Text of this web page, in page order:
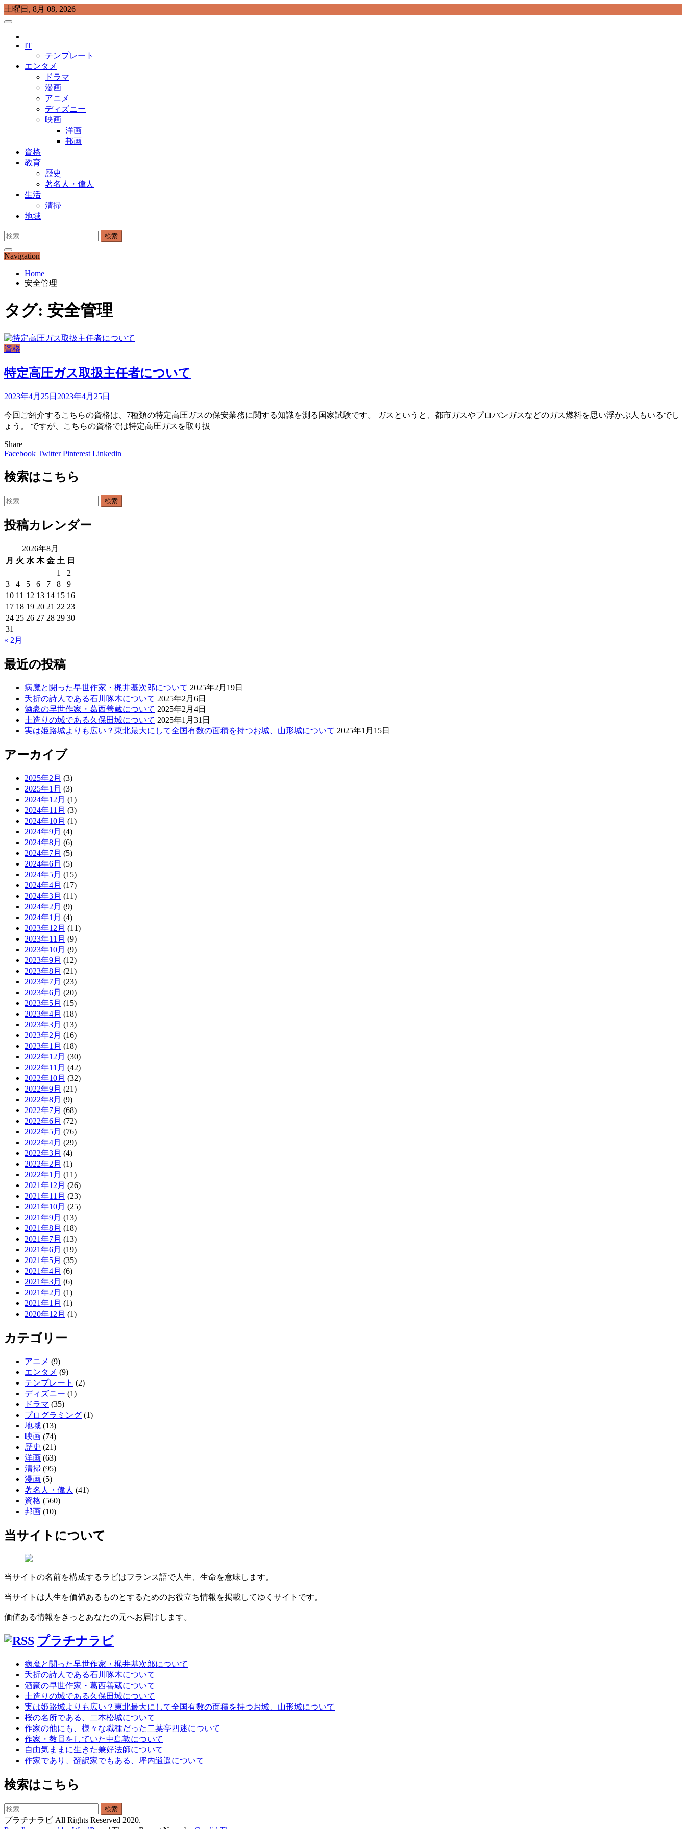
Skip
to
content
土曜日, 8月 08, 2026
IT
テンプレート
エンタメ
ドラマ
漫画
アニメ
ディズニー
映画
洋画
邦画
資格
教育
歴史
著名人・偉人
生活
清掃
地域
検
Navigation
Home
安全管理
タグ: 安全管理
資格
特定高圧ガス取扱主任者について
2023年4月25日 2023年4月25日
今回ご紹介するこちらの資格は、7種類の特定高圧ガスの保安業務に関する知識を測る国家試験です。 ガスというと、都市ガスやプロパンガスなどのガス燃料を思い浮かぶ人もいるでし
ょう。 ですが、こちらの資格では特定高圧ガスを取り扱
Share
Facebook TwitterPinterest Linkedin
検索はこちら
検
投稿カレンダー
2026年8月
月 火 水 木 金 土 日
1
2
3
4 5 6 7 8
9
10 11 12 13 14 15 16
17 18 19 20 21 22 23
24 25 26 27 28 29 30
31
« 2月
最近の投稿
病魔と闘った早世作家・梶井基次郎について 2025年2月19日
夭折の詩人である石川啄木について 2025年2月6日
酒豪の早世作家・葛西善蔵について 2025年2月4日
土造りの城である久保田城について 2025年1月31日
実は姫路城よりも広い？東北最大にして全国有数の面積を持つお城、山形城について 2025年1月15日
アーカイブ
2025年2月 (3)
2025年1月 (3)
2024年12月 (1)
2024年11月 (3)
2024年10月 (1)
2024年9月 (4)
2024年8月 (6)
2024年7月 (5)
2024年6月 (5)
2024年5月 (15)
2024年4月 (17)
2024年3月 (11)
2024年2月 (9)
2024年1月 (4)
2023年12月 (11)
2023年11月 (9)
2023年10月 (9)
2023年9月 (12)
2023年8月 (21)
2023年7月 (23)
2023年6月 (20)
2023年5月 (15)
2023年4月 (18)
2023年3月 (13)
2023年2月 (16)
2023年1月 (18)
2022年12月 (30)
2022年11月 (42)
2022年10月 (32)
2022年9月 (21)
2022年8月 (9)
2022年7月 (68)
2022年6月 (72)
2022年5月 (76)
2022年4月 (29)
2022年3月 (4)
2022年2月 (1)
2022年1月 (11)
2021年12月 (26)
2021年11月 (23)
2021年10月 (25)
2021年9月 (13)
2021年8月 (18)
2021年7月 (13)
2021年6月 (19)
2021年5月 (35)
2021年4月 (6)
2021年3月 (6)
2021年2月 (1)
2021年1月 (1)
2020年12月 (1)
カテゴリー
アニメ (9)
エンタメ (9)
テンプレート (2)
ディズニー (1)
ドラマ (35)
プログラミング (1)
地域 (13)
映画 (74)
歴史 (21)
洋画 (63)
清掃 (95)
漫画 (5)
著名人・偉人 (41)
資格 (560)
邦画 (10)
当サイトについて
当サイトの名前を構成するラビはフランス語で人生、生命を意味します。
当サイトは人生を価値あるものとするためのお役立ち情報を掲載してゆくサイトです。
価値ある情報をきっとあなたの元へお届けします。
プラチナラビ
病魔と闘った早世作家・梶井基次郎について
夭折の詩人である石川啄木について
酒豪の早世作家・葛西善蔵について
土造りの城である久保田城について
実は姫路城よりも広い？東北最大にして全国有数の面積を持つお城、山形城について
桜の名所である、二本松城について
作家の他にも、様々な職種だった二葉亭四迷について
作家・教員をしていた中島敦について
自由気ままに生きた兼好法師について
作家であり、翻訳家でもある、坪内逍遥について
検索はこちら
検
索:
プラチナラビ All Rights Reserved 2020.